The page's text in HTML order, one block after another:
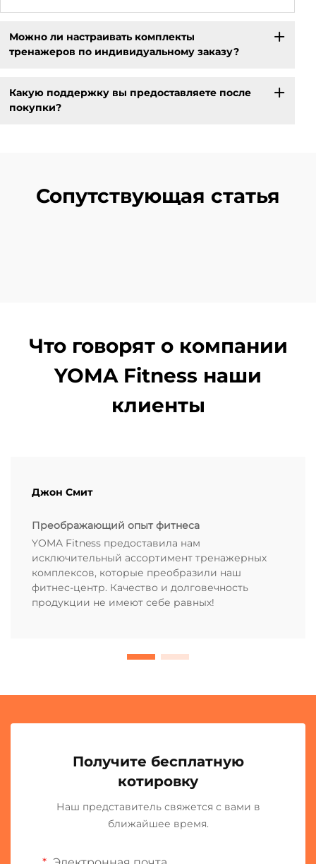
Можно ли настраивать комплекты
тренажеров по индивидуальному заказу?
Какую поддержку вы предоставляете после
покупки?
Сопутствующая статья
Что говорят о компании
YOMA Fitness наши
клиенты
Джон Смит
Преображающий опыт фитнеса
YOMA Fitness предоставила нам
исключительный ассортимент тренажерных
комплексов, которые преобразили наш
фитнес-центр. Качество и долговечность
продукции не имеют себе равных!
Получите бесплатную
котировку
Наш представитель свяжется с вами в
ближайшее время.